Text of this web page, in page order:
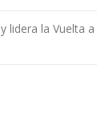
lidera la Vuelta a